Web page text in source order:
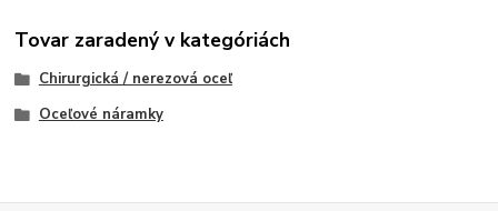
Tovar zaradený v kategóriách
Chirurgická / nerezová oceľ
Oceľové náramky